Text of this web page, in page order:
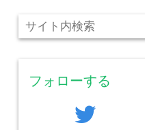
フォローする
twitter